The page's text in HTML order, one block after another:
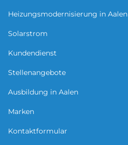
Heizungsmodernisierung in Aalen
Solarstrom
Kundendienst
Stellenangebote
Ausbildung in Aalen
Marken
Kontaktformular